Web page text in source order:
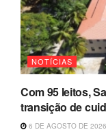
NOTÍCIAS
Com 95 leitos,
transição de
6 DE AGOSTO DE 2026